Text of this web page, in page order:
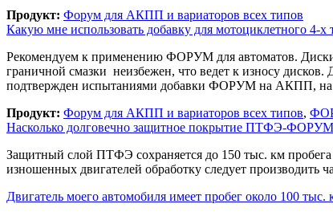
Продукт: Форум для АКПП и вариаторов всех типов
Какую мне использовать добавку для мотоциклетного 4-х
Рекомендуем к применению ФОРУМ для автоматов. Диски
граничной смазки неизбежен, что ведет к износу
подтвержден испытаниями добавки ФОРУМ на АКПП, на
Продукт: Форум для АКПП и вариаторов всех типов,
Насколько долговечно защитное покрытие ПТФЭ-
Защитный слой ПТФЭ сохраняется до 150 тыс. км
изношенных двигателей обработку следует производить
Двигатель моего автомобиля имеет пробег около 100